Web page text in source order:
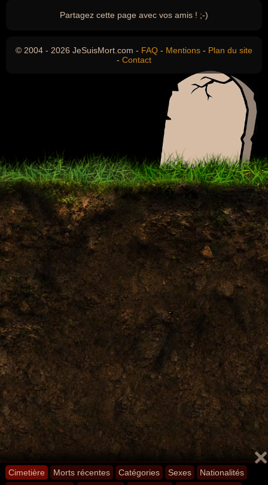
Cimetière Morts récentes Catégories Sexes
Nationalités
Partagez cette page avec vos amis ! ;-)
© 2004 - 2026 JeSuisMort.com - FAQ - Mentions - Plan du site
- Contact